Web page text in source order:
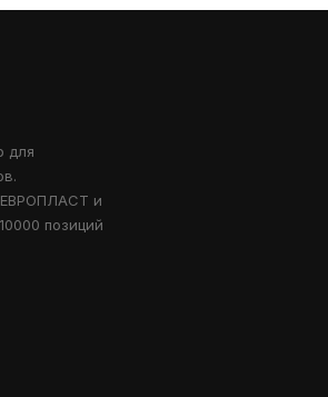
для
и
позиций